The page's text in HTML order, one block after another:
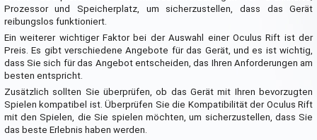
Prozessor und Speicherplatz, um sicherzustellen, dass das Gerät
reibungslos funktioniert.
Ein weiterer wichtiger Faktor bei der Auswahl einer Oculus Rift ist der
Preis. Es gibt verschiedene Angebote für das Gerät, und es ist wichtig,
dass Sie sich für das Angebot entscheiden, das Ihren Anforderungen am
besten entspricht.
Zusätzlich sollten Sie überprüfen, ob das Gerät mit Ihren bevorzugten
Spielen kompatibel ist. Überprüfen Sie die Kompatibilität der Oculus Rift
mit den Spielen, die Sie spielen möchten, um sicherzustellen, dass Sie
das beste Erlebnis haben werden.